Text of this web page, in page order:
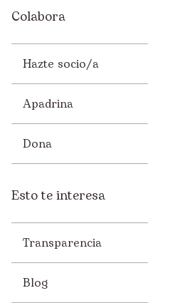
Colabora
Hazte socio/a
Apadrina
Dona
Esto te interesa
Transparencia
Blog